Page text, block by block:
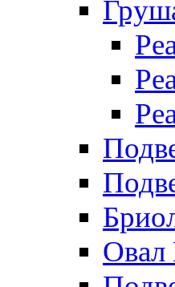
Овал